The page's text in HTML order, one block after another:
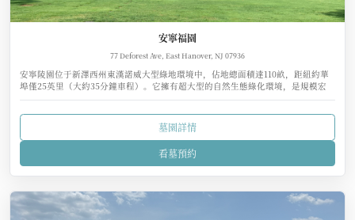
安寧福園
77 Deforest Ave, East Hanover, NJ 07936
安寧陵園位于新澤西州東漢諾威大型綠地環境中，佔地總面積達110畝，距紐約華
埠僅25英里（大約35分鐘車程）。它擁有超大型的自然生態綠化環境，是規模宏
大、自然環境最優美的生態墓園。
墓園詳情
看墓預約